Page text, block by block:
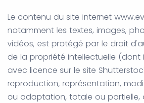
Le contenu du site internet
notamment les textes, images,
vidéos, est protégé par le droit
de la propriété intellectuelle (dont
avec licence sur le site
reproduction, représentation,
ou adaptation, totale ou partielle,